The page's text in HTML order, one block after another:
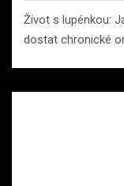
Život s lupénkou:
dostat chronické